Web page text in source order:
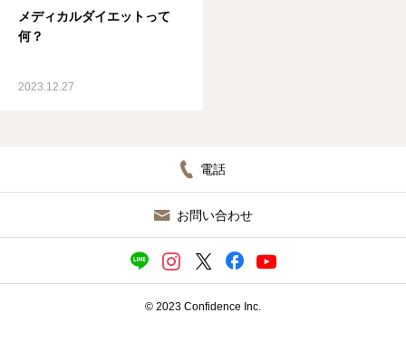
メディカルダイエットって
何？
2023.12.27
電話
お問い合わせ
© 2023 Confidence Inc.